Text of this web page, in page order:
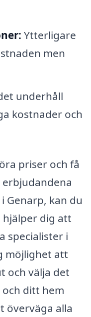
Ytterligare
men
underhåll
kostnader och
priser och få
Genarp, kan du
hjälper dig att
specialister i
möjlighet att
och välja det
ditt hem
överväga alla